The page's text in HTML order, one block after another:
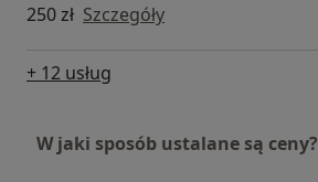
250 zł Szczegóły
+ 12 usług
W jaki sposób ustalane są ceny?